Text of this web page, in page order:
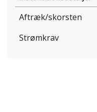
Aftræk/skorsten
Strømkrav